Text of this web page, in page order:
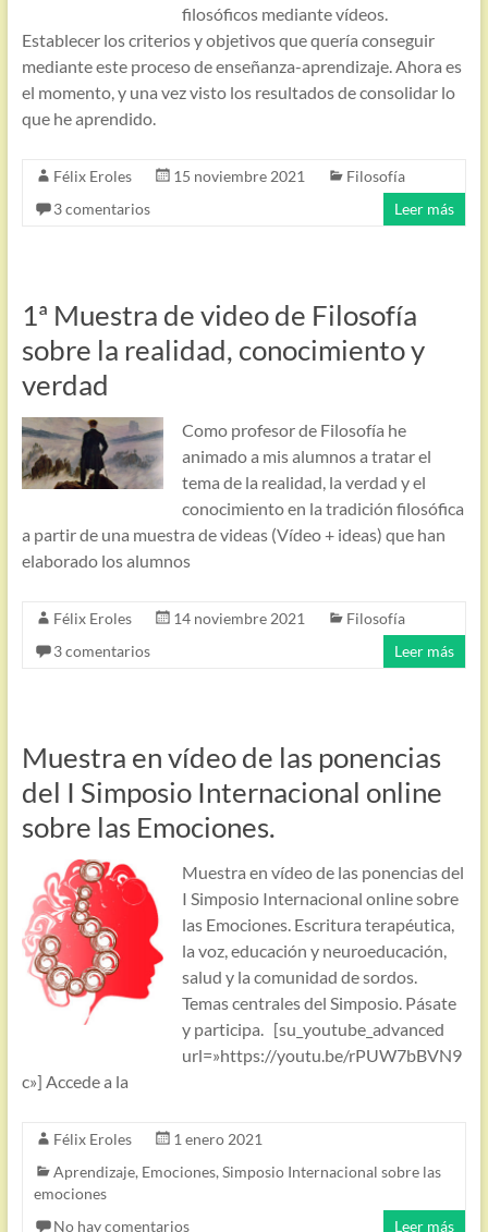
filosóficos mediante vídeos.
Establecer los criterios y objetivos que quería conseguir
mediante este proceso de enseñanza-aprendizaje. Ahora es
el momento, y una vez visto los resultados de consolidar lo
que he aprendido.
Félix Eroles 15 noviembre 2021
Filosofía
3 comentarios
Leer más
1ª Muestra de video de Filosofía
sobre la realidad, conocimiento y
verdad
Como profesor de Filosofía he
animado a mis alumnos a tratar el
tema de la realidad, la verdad y el
conocimiento en la tradición filosófica
a partir de una muestra de videas (Vídeo + ideas) que han
elaborado los alumnos
Félix Eroles 14 noviembre 2021
Filosofía
3 comentarios
Leer más
Muestra en vídeo de las ponencias
del I Simposio Internacional online
sobre las Emociones.
Muestra en vídeo de las ponencias del
I Simposio Internacional online sobre
las Emociones. Escritura terapéutica,
la voz, educación y neuroeducación,
salud y la comunidad de sordos.
Temas centrales del Simposio. Pásate
y participa. [su_youtube_advanced
url=»https://youtu.be/rPUW7bBVN9
c»] Accede a la
Félix Eroles
1 enero 2021
Aprendizaje, Emociones, Simposio Internacional sobre las
emociones
No hay comentarios
Leer más